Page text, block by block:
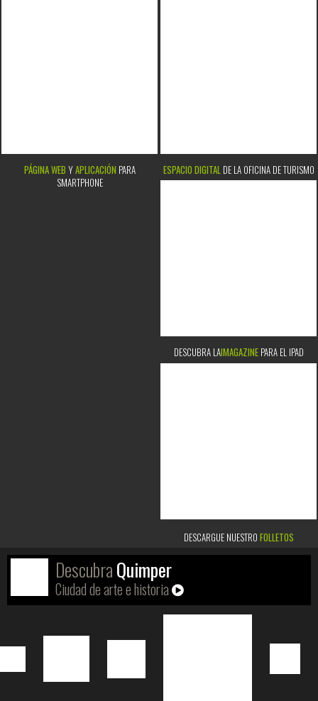
PÁGINA WEB YAPLICACIÓN PARA
SMARTPHONE
ESPACIO DIGITAL DE LA OFICINA DE TURISMO
DESCUBRA LAIMAGAZINEPARA EL IPAD
DESCARGUE NUESTRO FOLLETOS
DescubraQuimper
Ciudad de arte e historia